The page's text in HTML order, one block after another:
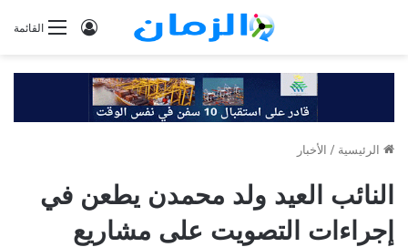
القائمةتسجيل
الرئيسية / الأخبار
النائب العيد ولد محمدن يطعن في
إجراءات التصويت على مشاريع